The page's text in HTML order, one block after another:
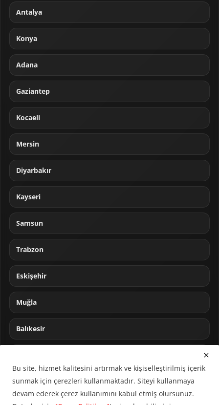
Antalya
Konya
Adana
Gaziantep
Kocaeli
Mersin
Diyarbakır
Kayseri
Samsun
Trabzon
Eskişehir
Muğla
Balıkesir
Bu site, hizmet kalitesini artırmak ve kişiselleştirilmiş içerik
sunmak için çerezleri kullanmaktadır. Siteyi kullanmaya
devam ederek çerez kullanımını kabul etmiş olursunuz.